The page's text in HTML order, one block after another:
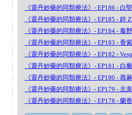
《靈丹妙藥的同類療法》- EP186 - 白
《靈丹妙藥的同類療法》- EP185 - 鋅
《靈丹妙藥的同類療法》- EP184 - 毒
《靈丹妙藥的同類療法》- EP183 - 香
《靈丹妙藥的同類療法》- EP182 -
《靈丹妙藥的同類療法》- EP181 - 白
《靈丹妙藥的同類療法》- EP180 - 蕁
《靈丹妙藥的同類療法》- EP179 - 北
《靈丹妙藥的同類療法》- EP178 - 蘭